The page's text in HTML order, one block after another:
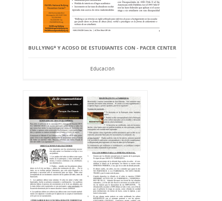
BULLYING* Y ACOSO DE ESTUDIANTES CON - PACER CENTER
Educación